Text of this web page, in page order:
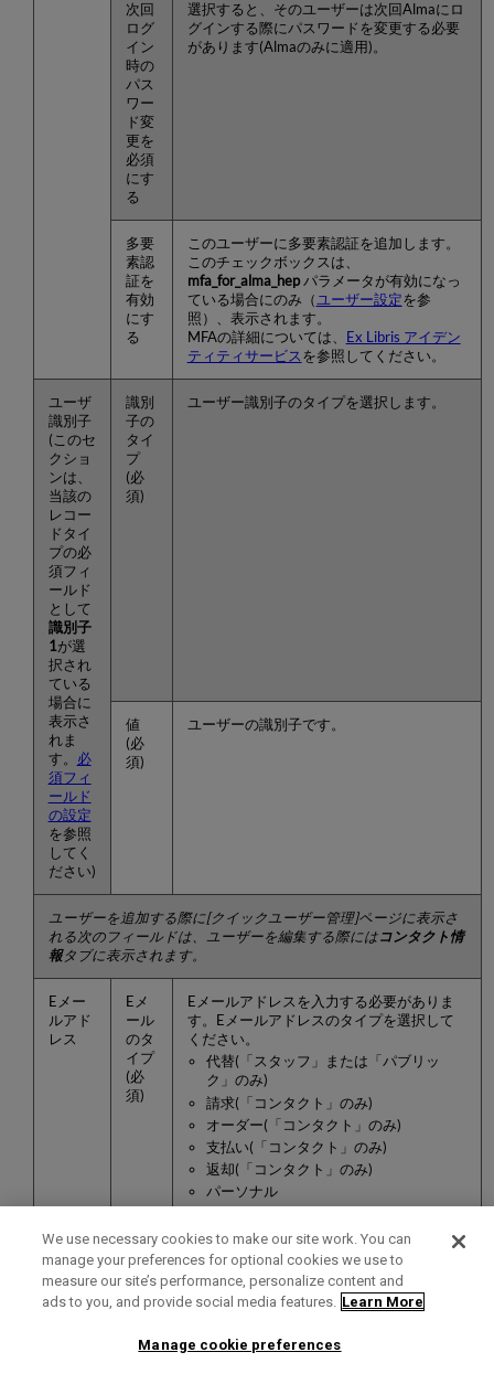
次回
ログ
イン
時の
パス
ワー
ド変
更を
必須
にす
る
選択すると、そのユーザーは次回Almaにロ
グインする際にパスワードを変更する必要
があります(Almaのみに適用)。
多要
素認
証を
有効
にす
る
このユーザーに多要素認証を追加します。
このチェックボックスは、
mfa_for_alma_hepパラメータが有効になっ
ている場合にのみ（ユーザー設定を参
照）、表示されます。
MFAの詳細については、
Ex Libris アイデン
ティティサービス を参照してください。
ユーザ
識別子
(このセ
クショ
ンは、
当該の
レコー
ドタイ
プの必
須フィ
ールド
として
識別子
1が選
択され
ている
場合に
表示さ
れま
す。 必
須フィ
ールド
の設定
を参照
してく
ださい)
識別
子の
タイ
プ
(必
須)
ユーザー識別子のタイプを選択します。
値
(必
須)
ユーザーの識別子です。
ユーザーを追加する際に[クイックユーザー管理]ページに表示さ
れる次のフィールドは、ユーザーを編集する際にはコンタクト情
報タブに表示されます。
Eメー
ルアド
レス
Eメ
ール
のタ
イプ
(必
須)
Eメールアドレスを入力する必要がありま
す。Eメールアドレスのタイプを選択して
ください。
代替(「スタッフ」または「パブリッ
ク」のみ)
請求(「コンタクト」のみ)
オーダー(「コンタクト」のみ)
支払い(「コンタクト」のみ)
返却(「コンタクト」のみ)
パーソナル
学校(「パブリック」のみ)
Eメ
ール
レス
ユーザーのEメールアドレスです。Eメール
アドレスは、特定のフォーマットでの入力
定」のパラメータemail_regex
We use necessary cookies to make our site work. You can
manage your preferences for optional cookies we use to
measure our site’s performance, personalize content and
ads to you, and provide social media features. Learn More
Manage cookie preferences